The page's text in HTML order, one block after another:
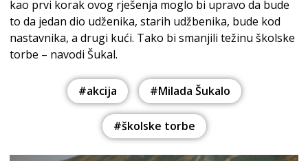
kao prvi korak ovog rješenja moglo bi upravo da bude
to da jedan dio udženika, starih udžbenika, bude kod
nastavnika, a drugi kući. Tako bi smanjili težinu školske
torbe – navodi Šukal.
#akcija #Milada Šukalo
#školske torbe